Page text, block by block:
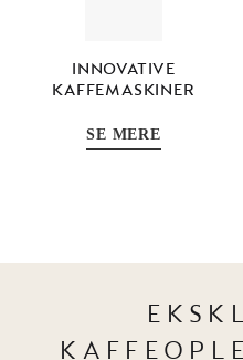
INNOVATIVE
KAFFEMASKINER
SE MERE